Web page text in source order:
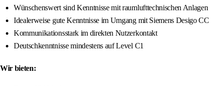
Wünschenswert sind Kenntnisse mit raumlufttechnischen Anlagen
Idealerweise gute Kenntnisse im Umgang mit Siemens Desigo CC
Kommunikationsstark im direkten Nutzerkontakt
Deutschkenntnisse mindestens auf Level C1
Wir bieten: